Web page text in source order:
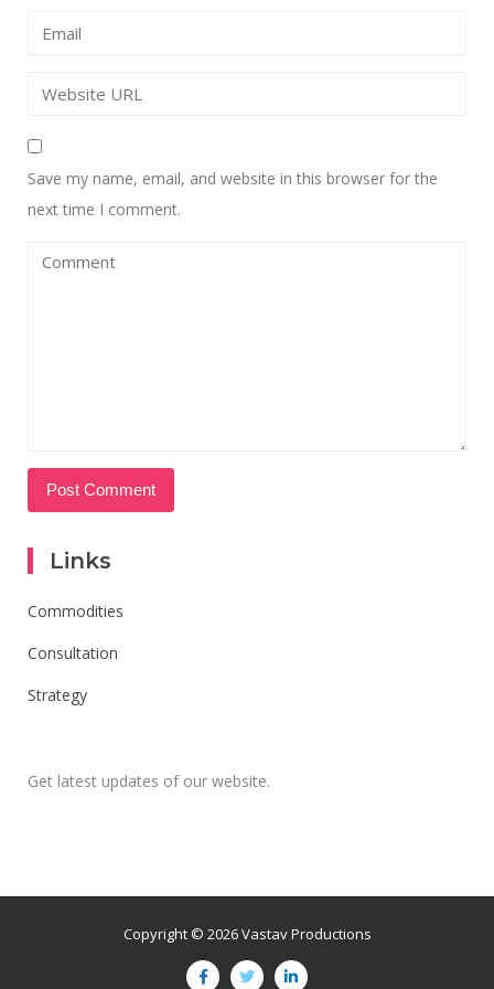
Save my name, email, and website in this browser for the
next time I comment.
Links
Commodities
Consultation
Strategy
Get latest updates of our website.
Copyright © 2026 Vastav Productions